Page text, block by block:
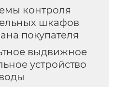
контроля
шкафов
покупателя
выдвижное
устройство